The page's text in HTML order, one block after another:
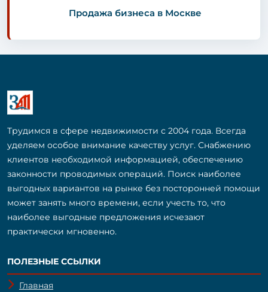
Продажа бизнеса в Москве
Трудимся в сфере недвижимости с 2004 года. Всегда
уделяем особое внимание качеству услуг. Снабжению
клиентов необходимой информацией, обеспечению
законности проводимых операций. Поиск наиболее
выгодных вариантов на рынке без посторонней помощи
может занять много времени, если учесть то, что
наиболее выгодные предложения исчезают
практически мгновенно.
ПОЛЕЗНЫЕ ССЫЛКИ
Главная